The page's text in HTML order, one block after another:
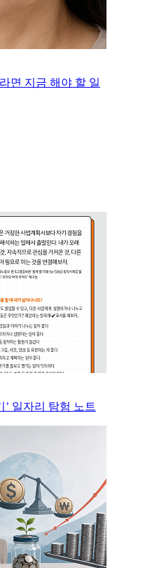
면 지금 해야 할 일
’ 일자리 탐험 노트